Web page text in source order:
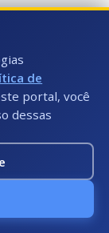
de
de
portal, você
dessas